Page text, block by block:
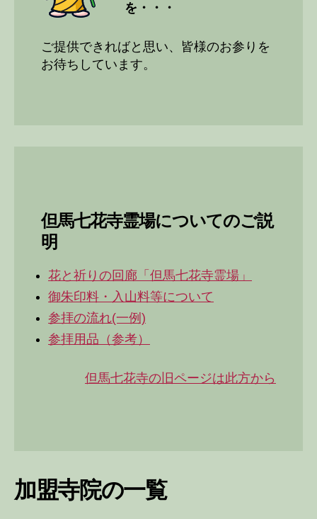
を・・・
ご提供できればと思い、皆様のお参りを
お待ちしています。
但馬七花寺霊場についてのご説
明
花と祈りの回廊「但馬七花寺霊場」
御朱印料・入山料等について
参拝の流れ(一例)
参拝用品（参考）
但馬七花寺の旧ページは此方から
加盟寺院の一覧